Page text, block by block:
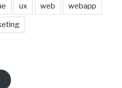
ux web webapp